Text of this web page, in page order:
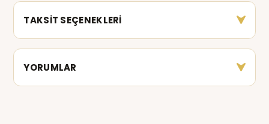
TAKSİT SEÇENEKLERİ
YORUMLAR